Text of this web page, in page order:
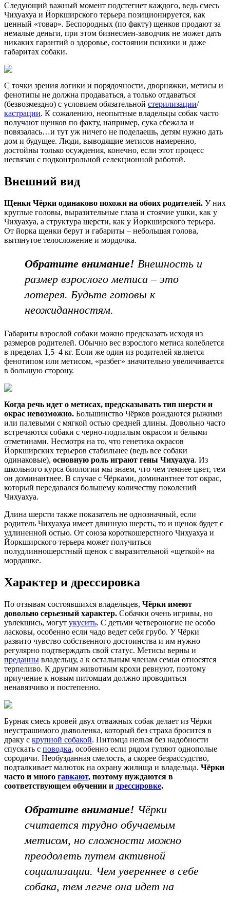
Следующий важный момент подстегнет каждого, ведь смесь
Чихуахуа и Йоркширского терьера позиционируется, как
ценный «товар». Беспородных (по факту) щенков продают за
немалые деньги, при этом бизнесмен-заводчик не может дать
никаких гарантий о здоровье, состоянии психики и даже
габаритах собаки.
С точки зрения логики и порядочности, дворняжки, метисы и
фенотипы не должна продаваться, а только отдаваться
(безвозмездно) с условием обязательной стерилизации/
кастрации. К сожалению, неопытные владельцы собак часто
получают щенков по факту, например, сука сбежала и
повязалась…и тут уж ничего не поделаешь, детям нужно дать
дом и будущее. Люди, выводящие метисов намеренно,
достойны только осуждения, конечно, если этот процесс
несвязан с подконтрольной селекционной работой.
Внешний вид
Щенки Чёрки одинаково похожи на обоих родителей. У них
круглые головы, выразительные глаза и стоячие ушки, как у
Чихуахуа, а структура шерсти, как у Йоркширского терьера.
От йорка щенки берут и габариты – небольшая голова,
вытянутое телосложение и мордочка.
Обратите внимание! Внешность и
размер взрослого метиса – это
лотерея. Будьте готовы к
неожиданностям.
Габариты взрослой собаки можно предсказать исходя из
размеров родителей. Обычно вес взрослого метиса колеблется
в пределах 1,5–4 кг. Если же один из родителей является
фенотипом или метисом, «разбег» значительно увеличивается
в большую сторону.
Когда речь идет о метисах, предсказывать тип шерсти и
окрас невозможно. Большинство Чёрков рождаются рыжими
или палевыми с мягкой остью средней длины. Довольно часто
встречаются собаки с черно-подпалым окрасом и белыми
отметинами. Несмотря на то, что генетика окрасов
Йоркширских терьеров стабильнее (ведь все собаки
одинаковые), основную роль играют гены Чихуахуа. Из
школьного курса биологии мы знаем, что чем темнее цвет, тем
он доминантнее. В случае с Чёрками, доминантнее тот окрас,
который передавался большему количеству поколений
Чихуахуа.
Длина шерсти также показатель не однозначный, если
родитель Чихуахуа имеет длинную шерсть, то и щенок будет с
удлиненной остью. От союза короткошерстного Чихуахуа и
Йоркширского терьера может получиться
полудлинношерстный щенок с выразительной «щеткой» на
мордашке.
Характер и дрессировка
По отзывам состоявшихся владельцев, Чёрки имеют
довольно серьезный характер. Собачки очень игривы, но
увлекшись, могут укусить. С детьми четвероногие не особо
ласковы, особенно если чадо ведет себя грубо. У Чёрки
развито чувство собственного достоинства и им нужно
регулярно подтверждать свой статус. Метисы верны и
преданны владельцу, а к остальным членам семьи относятся
терпеливо. К другим животным крохи ревнуют, поэтому
приучение к новым питомцам должно проводиться
ненавязчиво и постепенно.
Бурная смесь кровей двух отважных собак делает из Чёрки
неустрашимого дьяволенка, который без страха бросится в
драку с крупной собакой. Питомца нельзя без надобности
спускать с поводка, особенно если рядом гуляют однополые
сородичи. Необузданная смелость, а скорее безрассудство,
подталкивает малюток на охрану жилища и владельца. Чёрки
часто и много гавкают, поэтому нуждаются в
соответствующем обучении и дрессировке.
Обратите внимание! Чёрки
считается трудно обучаемым
метисом, но сложности можно
преодолеть путем активной
социализации. Чем увереннее в себе
собака, тем легче она идет на